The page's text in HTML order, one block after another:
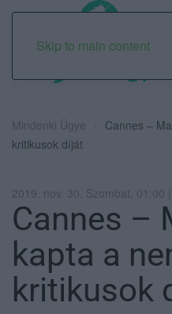
Skip to main content
Mindenki Ügye
Cannes –
kritikusok díját
2019. nov. 30. Szombat, 01:00
Cannes –
kapta a
kritikusok